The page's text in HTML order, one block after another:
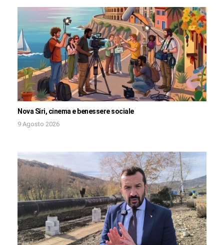
Nova Siri, cinema e benessere sociale
9 Agosto 2026